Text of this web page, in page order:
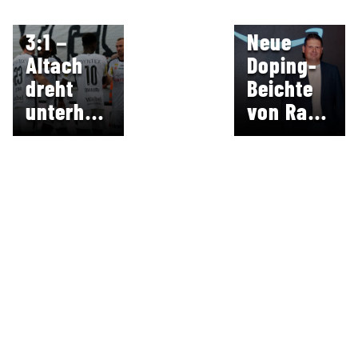
3:1 –
Altach
dreht
unterhaltsame
Partie
Neue
Doping-
Beichte
von Rad-
Legende